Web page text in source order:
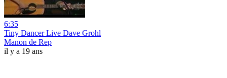
6:35
Tiny Dancer Live Dave Grohl
Manon de Rep
il y a 19 ans